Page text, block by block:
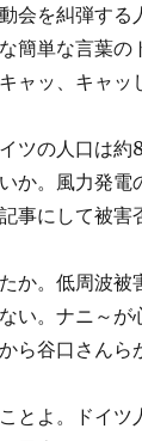
会を糾弾す
簡単な言葉
ャッ、キャッ
ツの人口は
か。風力発
事にして被害
か。低周波
い。ナニ～
ら谷口さんら
とよ。ドイ